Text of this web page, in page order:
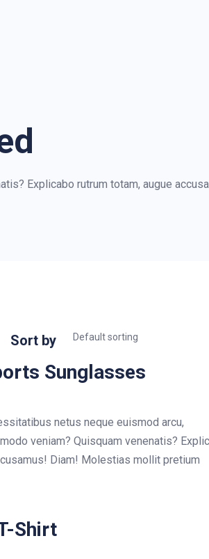
Explicabo rutrum totam, augue
Sort by
Sunglasses
netus neque euismod arcu,
veniam? Quisquam venenatis?
Diam! Molestias mollit pretium
Shirt